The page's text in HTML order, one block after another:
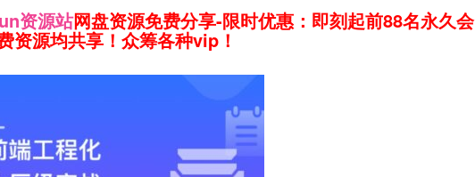
资源站网盘资源免费分享-限时优惠：即刻起前88名永久会
资源均共享！众筹各种vip！